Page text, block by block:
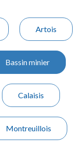
Artois
Bassin minier
Calaisis
Montreuillois